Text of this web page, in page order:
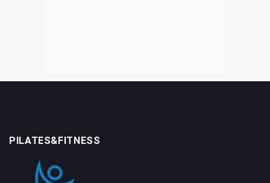
PILATES&FITNESS